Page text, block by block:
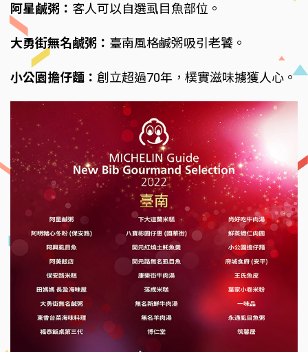
阿星鹹粥： 客人可以自選虱目魚部位。
大勇街無名鹹粥： 臺南風格鹹粥吸引老饕。
小公園擔仔麵： 創立超過70年，樸實滋味擄獲人心。